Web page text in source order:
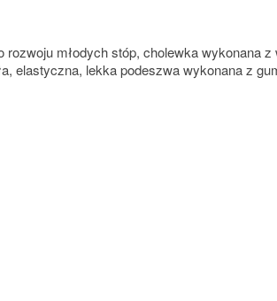
młodych stóp, cholewka wykonana
elastyczna, lekka podeszwa wykonana z